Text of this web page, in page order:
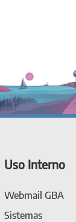
Uso Interno
Webmail GBA
Sistemas